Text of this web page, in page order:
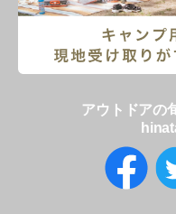
アウトドアの